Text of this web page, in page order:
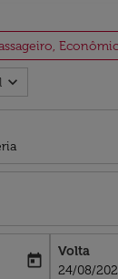
expand_more
date-aria-label
today
Volta
fc-
24/08/